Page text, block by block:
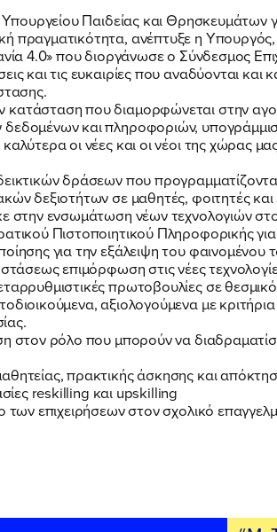
ΠΟΙΑ
ΕΡΓΟ
ΝΕΑ
ΕΛΑ ΚΙ
FB IN TW YT LN
Παιδείας και
πραγματικότητα, ανέπτυξε η
4.0» που διοργάνωσε ο Σύνδεσμος
και τις ευκαιρίες που αναδύονται
που διαμορφώνεται στην
και πληροφοριών,
οι νέες και οι νέοι της χώρας
δράσεων που
δεξιοτήτων σε μαθητές, φοιτητές και
στην ενσωμάτωση νέων τεχνολογιών
Πιστοποιητικού Πληροφορικής
για την εξάλειψη του
επιμόρφωση στις νέες
πρωτοβουλίες σε
αξιολογούμενα με
ρόλο που μπορούν να
πρακτικής άσκησης και
reskilling και upskilling
επιχειρήσεων στον σχολικό
Πολιτική Προστασίας Προσωπικών
του Πολιτικού Γραφείου της
Πολιτική Προστασίας Προσωπικών
του Πολιτικού Γραφείου της